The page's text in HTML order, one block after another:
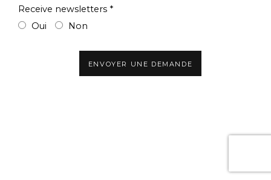
Receive newsletters *
Oui
Non
ENVOYER UNE DEMANDE